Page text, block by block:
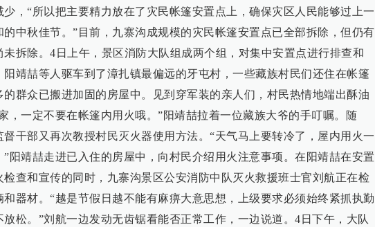
少，“所以把主要精力放在了灾民帐篷安置点上，确保灾区人民能够过上一
的中秋佳节。”目前，九寨沟成规模的灾民帐篷安置点已全部拆除，但仍有
未拆除。4日上午，景区消防大队组成两个组，对集中安置点进行排查和
阳靖喆等人驱车到了漳扎镇最偏远的牙屯村，一些藏族村民们还住在帐篷
的群众已搬进加固的房屋中。见到穿军装的亲人们，村民热情地端出酥油
，一定不要在帐篷内用火哦。”阳靖喆拉着一位藏族大爷的手叮嘱。随
督干部又再次教授村民灭火器使用方法。“天气马上要转冷了，屋内用火一
”阳靖喆走进已入住的房屋中，向村民介绍用火注意事项。在阳靖喆在安置
检查和宣传的同时，九寨沟景区公安消防中队灭火救援班士官刘航正在检
和器材。“越是节假日越不能有麻痹大意思想，上级要求必须始终紧抓执勤
放松。”刘航一边发动无齿锯看能否正常工作，一边说道。4日下午，大队